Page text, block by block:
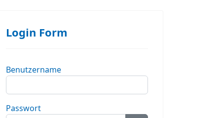
Login Form
Benutzername
Passwort